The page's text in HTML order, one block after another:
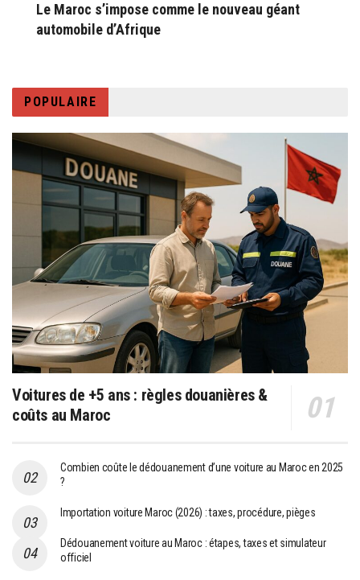
Le Maroc s’impose comme le nouveau géant
automobile d’Afrique
POPULAIRE
Voitures de +5 ans : règles douanières &
coûts au Maroc
Combien coûte le dédouanement d’une voiture au Maroc en 2025
?
Importation voiture Maroc (2026) : taxes, procédure, pièges
Dédouanement voiture au Maroc : étapes, taxes et simulateur
officiel